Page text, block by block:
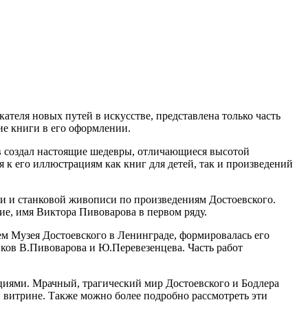
новых путей в искусстве, представлена только часть
книги в его оформлении.
настоящие шедевры, отличающиеся высотой
его иллюстрациям как книг для детей, так и произведений
станковой живописи по произведениям Достоевского.
имя Виктора Пивоварова в первом ряду.
Достоевского в Ленинграде, формировалась его
В.Пивоварова и Ю.Перевезенцева. Часть работ
Мрачный, трагический мир Достоевского и Бодлера
Также можно более подробно рассмотреть эти